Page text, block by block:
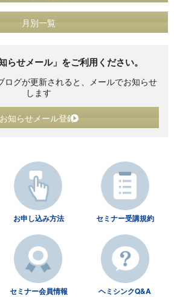
月別一覧
らせメール」をご利用ください。
ログが更新されると、メールでお知らせ
します
お知らせメール登録
お申し込み方法 セミナー受講規約
セミナー会員情報 ヘミシンクQ&A